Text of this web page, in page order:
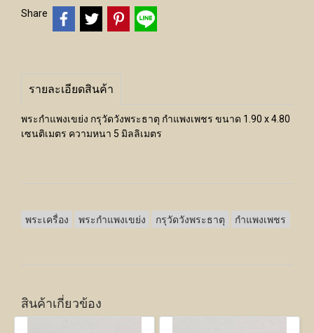
Share
รายละเอียดสินค้า
พระกำแพงเขย่ง กรุวัดวังพระธาตุ กำแพงเพชร ขนาด 1.90 x 4.80
เซนติเมตร ความหนา 5 มิลลิเมตร
พระเครื่อง พระกำแพงเขย่ง กรุวัดวังพระธาตุ กำแพงเพชร
สินค้าเกี่ยวข้อง